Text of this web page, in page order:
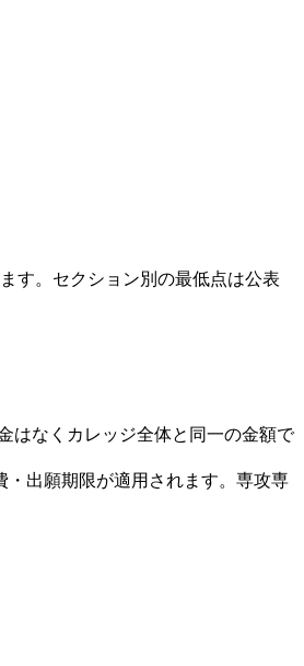
す。セクション別の最低点は公表
はなくカレッジ全体と同一の金額で
出願期限が適用されます。専攻専